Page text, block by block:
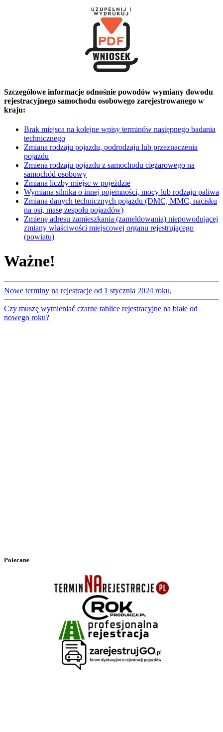
Szczegółowe informacje odnośnie powodów wymiany dowodu
rejestracyjnego samochodu osobowego zarejestrowanego w
kraju:
Brak miejsca na kolejne wpisy terminów następnego badania
technicznego
Zmiana rodzaju pojazdu, podrodzaju lub przeznaczenia
pojazdu
Zmiena rodzaju pojazdu z samochodu ciężarowego na
samochód osobowy
Zmiana liczby miejsc w pojeździe
Wymiana silnika o innej pojemności, mocy lub rodzaju paliwa
Zmiana danych technicznych pojazdu (DMC, MMC, nacisku
na osi, masę zespołu pojazdów)
Zmienę adresu zamieszkania (zameldowania) niepowodującej
zmiany właściwości miejscowej organu rejestrującego
(powiatu)
Ważne!
Nowe terminy na rejestracje od 1 stycznia 2024 roku,
Czy muszę wymieniać czarne tablice rejestracyjne na białe od
nowego roku?
Polecane